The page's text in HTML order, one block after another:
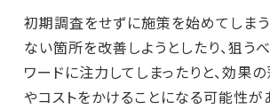
初期調査をせずに施策を始めてしま
ない箇所を改善しようとしたり、狙う
ワードに注力してしまったりと、効果
やコストをかけることになる可能性が